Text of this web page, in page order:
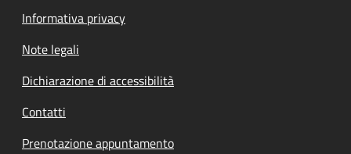
Informativa privacy
Note legali
Dichiarazione di accessibilità
Contatti
Prenotazione appuntamento